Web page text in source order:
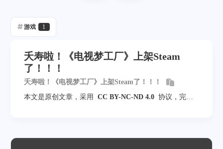
游戏 1
夭寿啦！《电视梦工厂》上架Steam
了！！！
夭寿啦！《电视梦工厂》上架Steam了！！！
本文是原创文章，采用
CC BY-NC-ND 4.0 协议，完整